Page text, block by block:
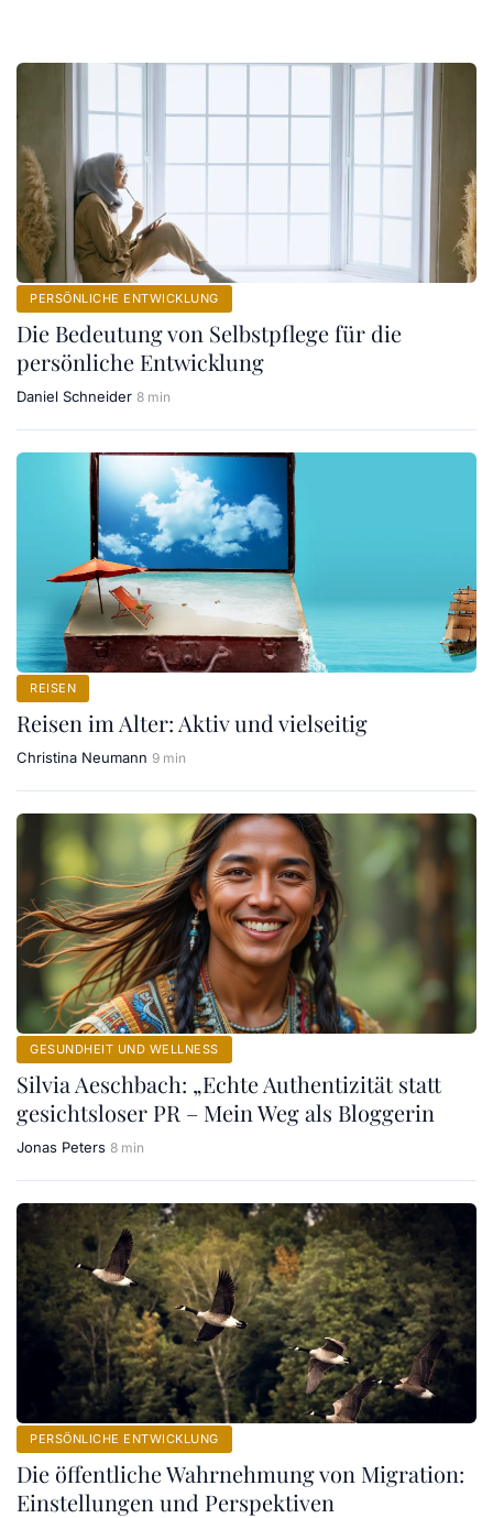
PERSÖNLICHE ENTWICKLUNG
Die Bedeutung von Selbstpflege für die
persönliche Entwicklung
Daniel Schneider 8 min
REISEN
Reisen im Alter: Aktiv und vielseitig
Christina Neumann 9 min
GESUNDHEIT UND WELLNESS
Silvia Aeschbach: „Echte Authentizität statt
gesichtsloser PR – Mein Weg als Bloggerin
Jonas Peters 8 min
PERSÖNLICHE ENTWICKLUNG
Die öffentliche Wahrnehmung von Migration:
Einstellungen und Perspektiven